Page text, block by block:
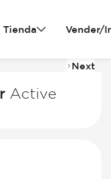
Tienda Vender/
Next
Active